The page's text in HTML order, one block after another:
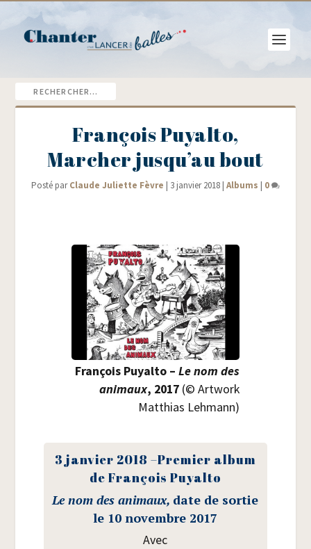
François Puyalto,
Marcher jusqu’au bout
Posté parClaude Juliette Fèvre | 3 janvier 2018 | Albums | 0
Fran­çois Puyal­to – Le nom des
ani­maux, 2017 (© Art­work
Mat­thias Lehmann)
3 jan­vier 2018 –Pre­mier album
de Fran­çois Puyalto
Le nom des ani­maux, date de sor­tie
le 10 novembre 2017
Avec